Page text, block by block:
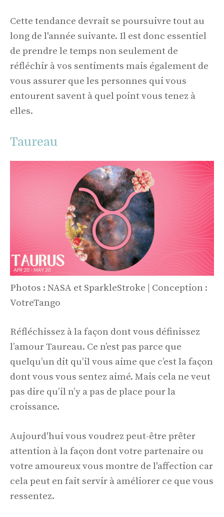
Cette tendance devrait se poursuivre tout au
long de l'année suivante. Il est donc essentiel
de prendre le temps non seulement de
réfléchir à vos sentiments mais également de
vous assurer que les personnes qui vous
entourent savent à quel point vous tenez à
elles.
Taureau
Photos : NASA et SparkleStroke | Conception :
VotreTango
Réfléchissez à la façon dont vous définissez
l’amour Taureau. Ce n’est pas parce que
quelqu’un dit qu’il vous aime que c’est la façon
dont vous vous sentez aimé. Mais cela ne veut
pas dire qu’il n’y a pas de place pour la
croissance.
Aujourd'hui vous voudrez peut-être prêter
attention à la façon dont votre partenaire ou
votre amoureux vous montre de l'affection car
cela peut en fait servir à améliorer ce que vous
ressentez.